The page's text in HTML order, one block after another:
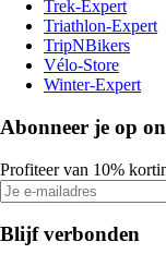
Trek-Expert
Triathlon-Expert
TripNBikers
Vélo-Store
Winter-Expert
Abonneer je op
Profiteer van 10%
Blijf verbonden